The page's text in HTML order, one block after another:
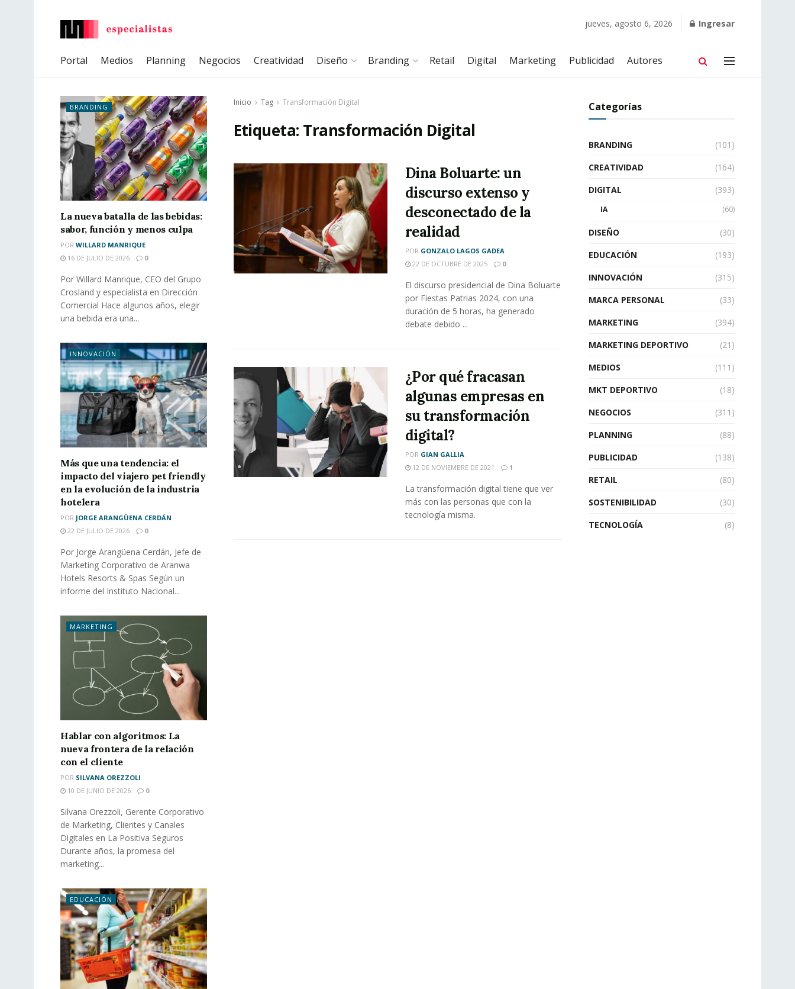
jueves, agosto 6, 2026 Ingresar
Portal Medios Planning Negocios Creatividad Diseño Branding Retail Digital Marketing Publicidad Autores
Inicio Tag Transformación Digital
Etiqueta: Transformación Digital
Dina Boluarte: un
discurso extenso y
desconectado de la
realidad
POR GONZALO LAGOS GADEA
22 DE OCTUBRE DE 2025
0
El discurso presidencial de Dina Boluarte
por Fiestas Patrias 2024, con una
duración de 5 horas, ha generado
debate debido ...
¿Por qué fracasan
algunas empresas en
su transformación
digital?
POR GIAN GALLIA
12 DE NOVIEMBRE DE 2021
1
La transformación digital tiene que ver
más con las personas que con la
tecnología misma.
BRANDING
La nueva batalla de las bebidas:
sabor, función y menos culpa
POR WILLARD MANRIQUE
16 DE JULIO DE 2026
0
Por Willard Manrique, CEO del Grupo
Crosland y especialista en Dirección
Comercial Hace algunos años, elegir
una bebida era una...
INNOVACIÓN
Más que una tendencia: el
impacto del viajero pet friendly
en la evolución de la industria
hotelera
POR JORGE ARANGÜENA CERDÁN
22 DE JULIO DE 2026
0
Por Jorge Arangüena Cerdán, Jefe de
Marketing Corporativo de Aranwa
Hotels Resorts & Spas Según un
informe del Instituto Nacional...
MARKETING
Hablar con algoritmos: La
nueva frontera de la relación
con el cliente
POR SILVANA OREZZOLI
10 DE JUNIO DE 2026
0
Silvana Orezzoli, Gerente Corporativo
de Marketing, Clientes y Canales
Digitales en La Positiva Seguros
Durante años, la promesa del
marketing...
EDUCACIÓN
Categorías
BRANDING
(101)
CREATIVIDAD
(164)
DIGITAL
(393)
IA (60)
DISEÑO
(30)
EDUCACIÓN
(193)
INNOVACIÓN
(315)
MARCA PERSONAL
(33)
MARKETING
(394)
MARKETING DEPORTIVO
(21)
MEDIOS
(111)
MKT DEPORTIVO
(18)
NEGOCIOS
(311)
PLANNING
(88)
PUBLICIDAD
(138)
RETAIL
(80)
SOSTENIBILIDAD
(30)
TECNOLOGÍA
(8)